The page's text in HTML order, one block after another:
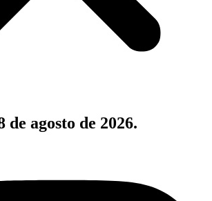
de agosto de 2026.